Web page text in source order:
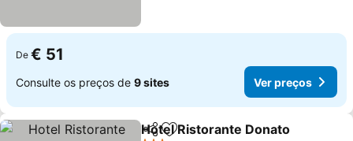
De € 51
Consulte os preços de 9 sites Ver preços
PartilharAdicionar aos favoritos
Hotel Ristorante Donato